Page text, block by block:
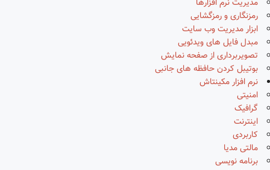
مدیریت نرم افزارها
رمزنگاری و رمزگشایی
ابزار مدیریت وب سایت
مبدل فایل های ویدئویی
تصویربرداری از صفحه نمایش
بوتیبل کردن حافظه های جانبی
نرم افزار مکینتاش
امنیتی
گرافیک
اینترنت
کاربردی
مالتی مدیا
برنامه نویسی